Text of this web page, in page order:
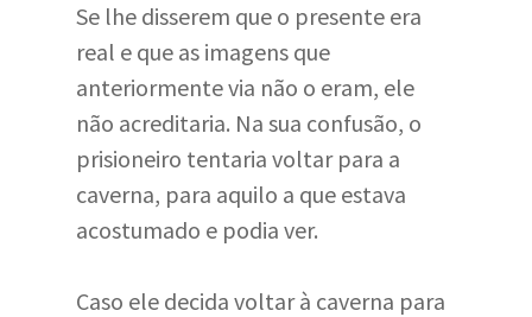
Se lhe disserem que o presente era
real e que as imagens que
anteriormente via não o eram, ele
não acreditaria. Na sua confusão, o
prisioneiro tentaria voltar para a
caverna, para aquilo a que estava
acostumado e podia ver.
Caso ele decida voltar à caverna para